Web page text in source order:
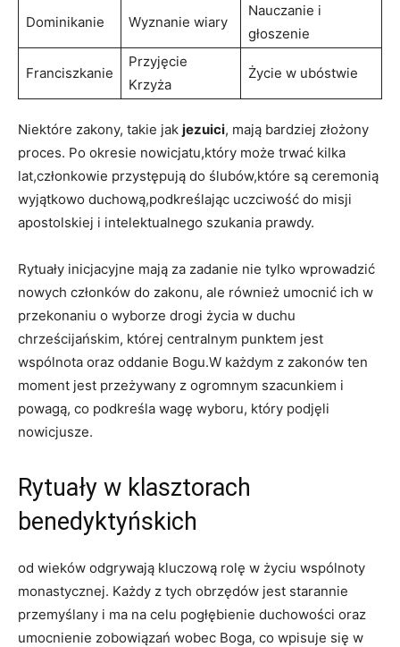
Dominikanie Wyznanie wiary
Nauczanie‌ i
głoszenie
Franciszkanie
Przyjęcie
Krzyża
Życie w ubóstwie
Niektóre zakony, takie jak jezuici,​ mają bardziej złożony
proces.⁢ Po okresie nowicjatu,który może trwać kilka
lat,członkowie przystępują⁣ do ‌ślubów,które są ceremonią
wyjątkowo duchową,podkreślając uczciwość ‌do​ misji
apostolskiej i⁤ intelektualnego szukania prawdy.
Rytuały⁣ inicjacyjne mają za‌ zadanie nie tylko wprowadzić
nowych członków do zakonu, ale‍ również umocnić ich w
przekonaniu o wyborze drogi życia w duchu
chrześcijańskim, której centralnym punktem jest
wspólnota oraz oddanie Bogu.W ⁤każdym z zakonów ten‍
moment jest przeżywany z ogromnym szacunkiem i
powagą, co podkreśla wagę wyboru, który podjęli
nowicjusze.
Rytuały​ w klasztorach
benedyktyńskich
⁢od wieków odgrywają kluczową rolę w życiu wspólnoty
monastycznej. Każdy z ​tych obrzędów jest starannie
przemyślany i ma na celu pogłębienie⁢ duchowości oraz
umocnienie zobowiązań wobec Boga, co wpisuje się w